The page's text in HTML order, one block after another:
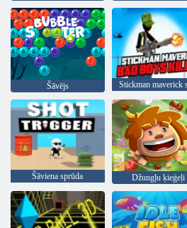
Šāvējs
Šāviena sprūda Džungļu ķieģeļi